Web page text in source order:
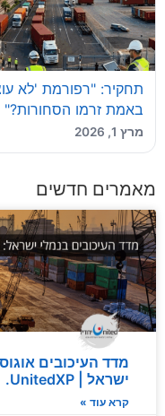
תחקיר: "רפורמת 'לא
באמת זרמו הסחורות?"
מרץ 1, 2026
מאמרים חדשים
ישראל | UnitedXP.
קרא עוד »